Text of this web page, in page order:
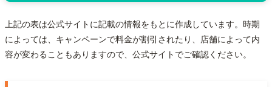
上記の表は公式サイトに記載の情報をもとに作成しています。時期
によっては、キャンペーンで料金が割引されたり、店舗によって内
容が変わることもありますので、公式サイトでご確認ください。